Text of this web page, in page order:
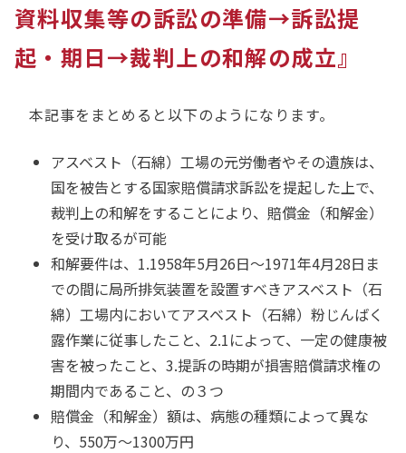
資料収集等の訴訟の準備→訴訟提
起・期日→裁判上の和解の成立』
本記事をまとめると以下のようになります。
アスベスト（石綿）工場の元労働者やその遺族は、
国を被告とする国家賠償請求訴訟を提起した上で、
裁判上の和解をすることにより、賠償金（和解金）
を受け取るが可能
和解要件は、1.1958年5月26日～1971年4月28日ま
での間に局所排気装置を設置すべきアスベスト（石
綿）工場内においてアスベスト（石綿）粉じんばく
露作業に従事したこと、2.1によって、一定の健康被
害を被ったこと、3.提訴の時期が損害賠償請求権の
期間内であること、の３つ
賠償金（和解金）額は、病態の種類によって異な
り、550万～1300万円